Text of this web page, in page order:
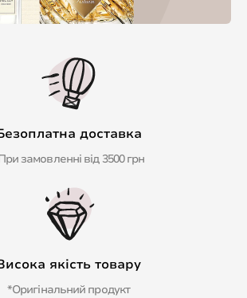
доставка
замовленні від 3500 грн
якість товару
*Оригінальний продукт